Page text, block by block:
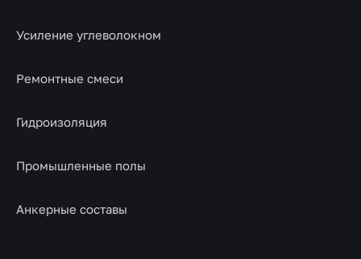
Усиление углеволокном
Ремонтные смеси
Гидроизоляция
Промышленные полы
Анкерные составы